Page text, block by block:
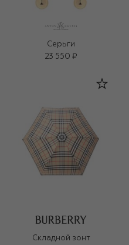
Серьги
23 550 ₽
Складной зонт